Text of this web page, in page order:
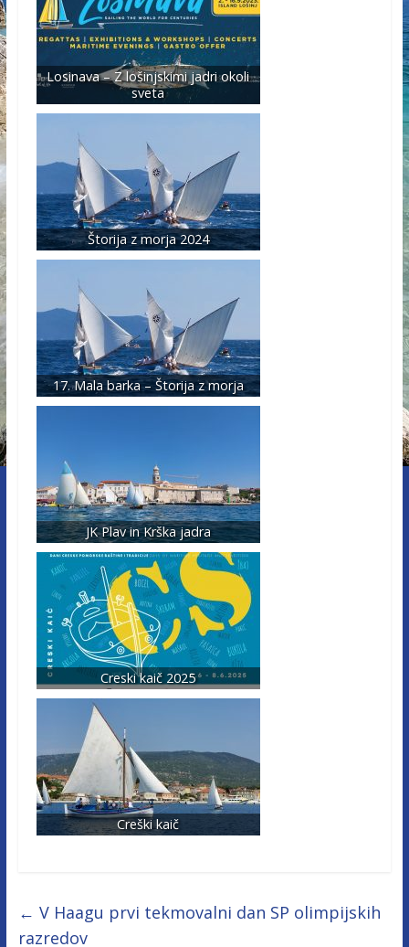
Losinava – Z lošinjskimi jadri okoli
sveta
Štorija z morja 2024
17. Mala barka – Štorija z morja
JK Plav in Krška jadra
Creski kaič 2025
Creški kaič
← V Haagu prvi tekmovalni dan SP olimpijskih
razredov